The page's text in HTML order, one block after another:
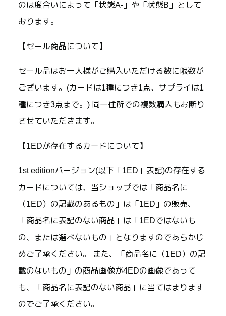
のは度合いによって「状態A-」や「状態B」として
おります。
【セール商品について】
セール品はお一人様がご購入いただける数に限数が
ございます。(カードは1種につき1点、サプライは1
種につき3点まで。) 同一住所での複数購入もお断り
させていただきます。
【1EDが存在するカードについて】
1st editionバージョン(以下「1ED」表記)の存在する
カードについては、当ショップでは「商品名に
（1ED）の記載のあるもの」は「1ED」の販売、
「商品名に表記のない商品」は「1EDではないも
の、または選べないもの」となりますのであらかじ
めご了承ください。 また、「商品名に（1ED）の記
載のないもの」の商品画像が4EDの画像であって
も、「商品名に表記のない商品」に当てはまります
のでご了承ください。